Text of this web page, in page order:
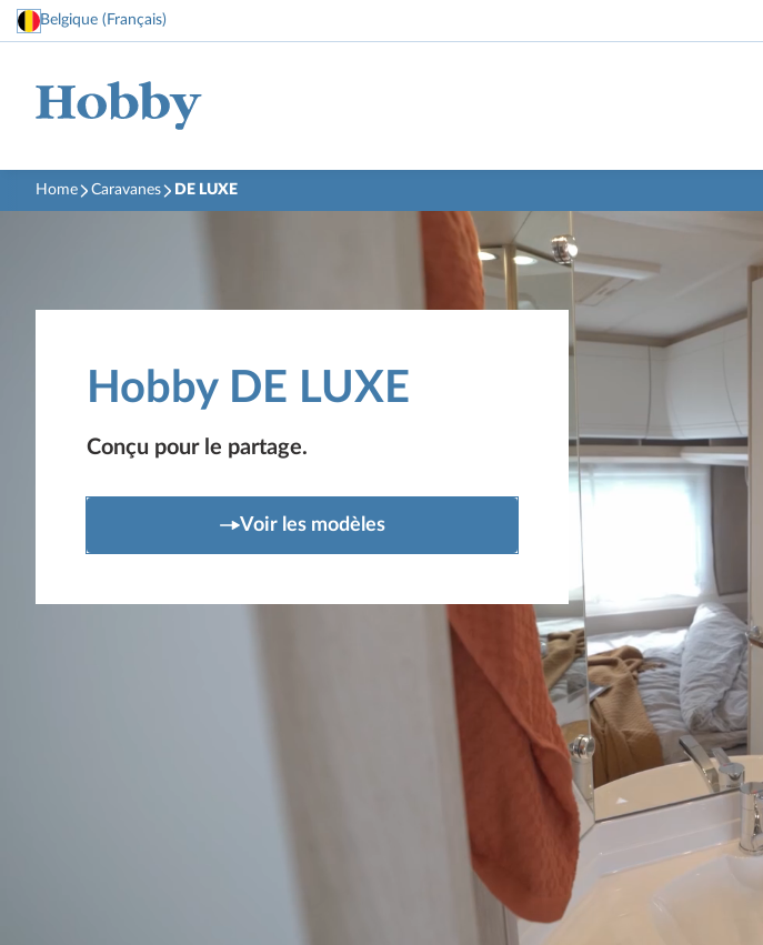
Belgique (Français)
Home Caravanes DE LUXE
Hobby DE LUXE
Conçu pour le partage.
Voir les modèles